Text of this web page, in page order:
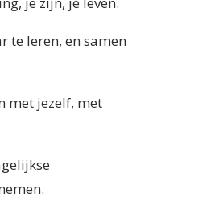
te leren, en samen
met jezelf, met